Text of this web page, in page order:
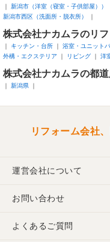
新潟市（洋室（寝室・子供部屋））
新潟市西区（洗面所・脱衣所）
株式会社ナカムラのリ
キッチン・台所 浴室・ユニット
外構・エクステリア
リビング 洋
株式会社ナカムラの都
新潟県
リフォーム会社
運営会社について
お問い合わせ
よくあるご質問